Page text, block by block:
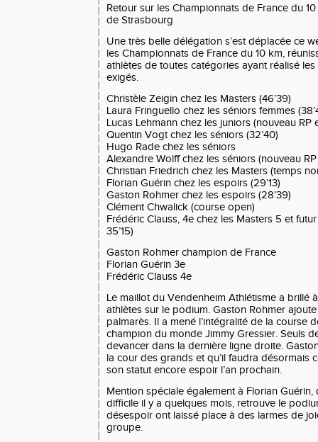
Retour sur les Championnats de France du
de Strasbourg
Une très belle délégation s’est déplacée ce
les Championnats de France du 10 km,
athlètes de toutes catégories ayant réalisé
exigés.
Christèle Zeigin chez les Masters (46’39)
Laura Fringuello chez les séniors femmes
Lucas Lehmann chez les juniors (nouveau RP
Quentin Vogt chez les séniors (32’40)
Hugo Rade chez les séniors
Alexandre Wolff chez les séniors (nouveau RP
Christian Friedrich chez les Masters (temps
Florian Guérin chez les espoirs (29’13)
Gaston Rohmer chez les espoirs (28’39)
Clément Chwalick (course open)
Frédéric Clauss, 4e chez les Masters 5 et
35’15)
Gaston Rohmer champion de France
Florian Guérin 3e
Frédéric Clauss 4e
Le maillot du Vendenheim Athlétisme a brillé
athlètes sur le podium. Gaston Rohmer
palmarès. Il a mené l’intégralité de la course
champion du monde Jimmy Gressier. Seuls
devancer dans la dernière ligne droite.
la cour des grands et qu’il faudra désormais
son statut encore espoir l’an prochain.
Mention spéciale également à Florian
difficile il y a quelques mois, retrouve le
désespoir ont laissé place à des larmes de
groupe.